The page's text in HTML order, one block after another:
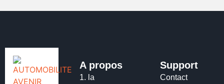
A propos
1. la
Support
Contact